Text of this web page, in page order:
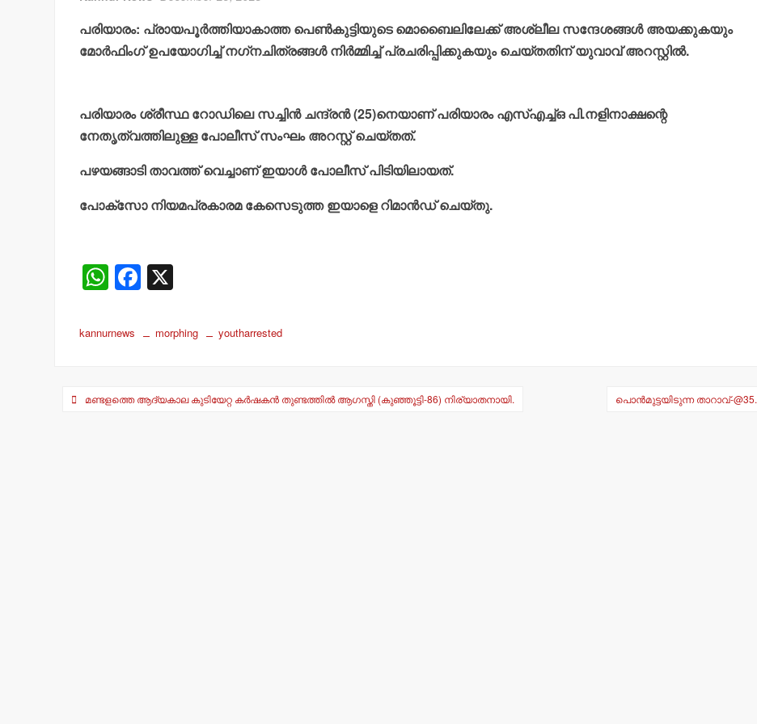
പരിയാരം: പ്രായപൂര്‍ത്തിയാകാത്ത പെണ്‍കുട്ടിയുടെ മൊബൈലിലേക്ക് അശ്ലീല സന്ദേശങ്ങള്‍ അയക്കുകയും
മോര്‍ഫിംഗ് ഉപയോഗിച്ച് നഗ്‌നചിത്രങ്ങള്‍ നിര്‍മ്മിച്ച് പ്രചരിപ്പിക്കുകയും ചെയ്തതിന് യുവാവ് അറസ്റ്റില്‍.
പരിയാരം ശ്രീസ്ഥ റോഡിലെ സച്ചിന്‍ ചന്ദ്രന്‍ (25)നെയാണ് പരിയാരം എസ്എച്ച്ഒ പി.നളിനാക്ഷന്റെ
നേതൃത്വത്തിലുള്ള പോലീസ് സംഘം അറസ്റ്റ് ചെയ്തത്.
പഴയങ്ങാടി താവത്ത് വെച്ചാണ് ഇയാള്‍ പോലീസ് പിടിയിലായത്.
പോക്‌സോ നിയമപ്രകാരമ കേസെടുത്ത ഇയാളെ റിമാന്‍ഡ് ചെയ്തു.
W
h
at
p
F
a
c
o
kannurnews morphing youtharrested
Postമണ്ടളത്തെ ആദ്യകാല കുടിയേറ്റ കര്‍ഷകന്‍ തുണ്ടത്തില്‍ ആഗസ്തി (കുഞ്ഞൂട്ടി-86) നിര്യാതനായി. പൊന്‍മുട്ടയിടുന്ന താറാവ്-@35.